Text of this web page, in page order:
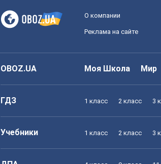
О компании
Реклама на сайте
OBOZ.UA Моя Школа Мир
ГДЗ 1 класс 2 класс 3
Учебники 1 класс 2 класс 3